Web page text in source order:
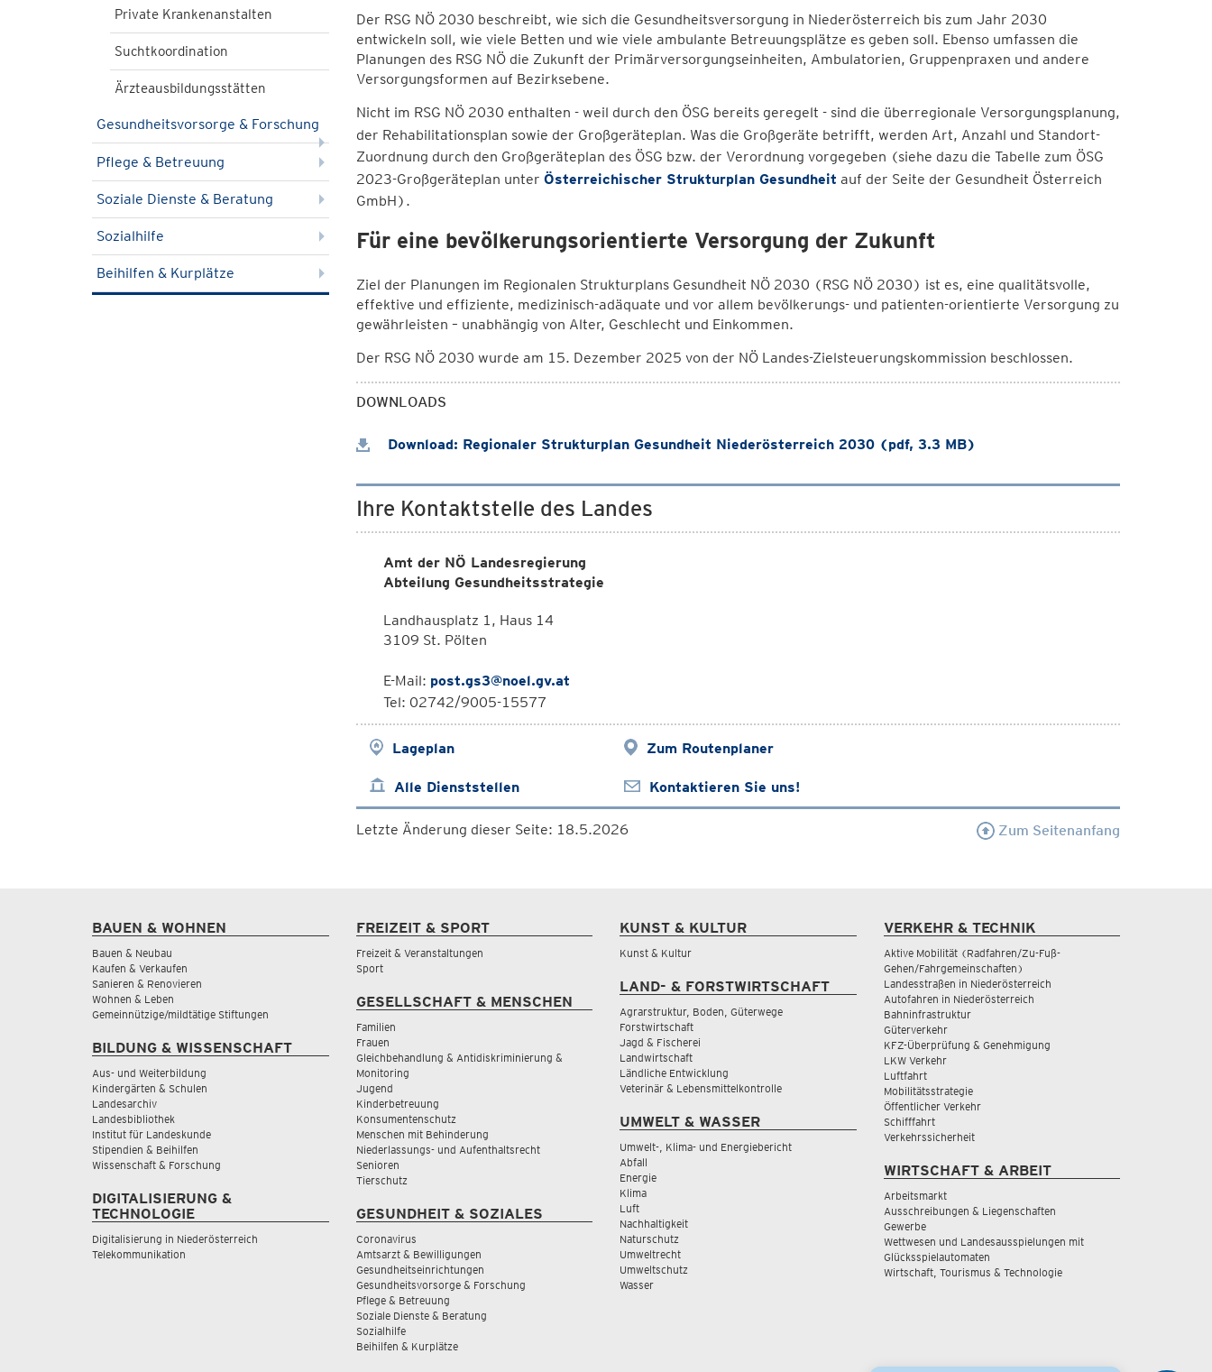
Private Krankenanstalten
Suchtkoordination
Ärzteausbildungsstätten
Gesundheitsvorsorge & Forschung
Pflege & Betreuung
Soziale Dienste & Beratung
Sozialhilfe
Beihilfen & Kurplätze
Der RSG NÖ 2030 beschreibt, wie sich die Gesundheitsversorgung in Niederösterreich bis zum Jahr 2030
entwickeln soll, wie viele Betten und wie viele ambulante Betreuungsplätze es geben soll. Ebenso umfassen die
Planungen des RSG NÖ die Zukunft der Primärversorgungseinheiten, Ambulatorien, Gruppenpraxen und andere
Versorgungsformen auf Bezirksebene.
Nicht im RSG NÖ 2030 enthalten - weil durch den ÖSG bereits geregelt - sind die überregionale Versorgungsplanung,
der Rehabilitationsplan sowie der Großgeräteplan. Was die Großgeräte betrifft, werden Art, Anzahl und Standort-
Zuordnung durch den Großgeräteplan des ÖSG bzw. der Verordnung vorgegeben (siehe dazu die Tabelle zum ÖSG
2023-Großgeräteplan unter Österreichischer Strukturplan Gesundheit auf der Seite der Gesundheit Österreich
GmbH).
Für eine bevölkerungsorientierte Versorgung der Zukunft
Ziel der Planungen im Regionalen Strukturplans Gesundheit NÖ 2030 (RSG NÖ 2030) ist es, eine qualitätsvolle,
effektive und effiziente, medizinisch-adäquate und vor allem bevölkerungs- und patienten-orientierte Versorgung zu
gewährleisten – unabhängig von Alter, Geschlecht und Einkommen.
Der RSG NÖ 2030 wurde am 15. Dezember 2025 von der NÖ Landes-Zielsteuerungskommission beschlossen.
DOWNLOADS
Download: Regionaler Strukturplan Gesundheit Niederösterreich 2030 (pdf, 3.3 MB)
Ihre Kontaktstelle des Landes
Amt der NÖ Landesregierung
Abteilung Gesundheitsstrategie
Landhausplatz 1, Haus 14
3109 St. Pölten
E-Mail: post.gs3@noel.gv.at
Tel: 02742/9005-15577
Lageplan Zum Routenplaner
Alle Dienststellen Kontaktieren Sie uns!
Letzte Änderung dieser Seite: 18.5.2026 Zum Seitenanfang
BAUEN & WOHNEN
Bauen & Neubau
Kaufen & Verkaufen
Sanieren & Renovieren
Wohnen & Leben
Gemeinnützige/mildtätige Stiftungen
BILDUNG & WISSENSCHAFT
Aus- und Weiterbildung
Kindergärten & Schulen
Landesarchiv
Landesbibliothek
Institut für Landeskunde
Stipendien & Beihilfen
Wissenschaft & Forschung
DIGITALISIERUNG &
TECHNOLOGIE
Digitalisierung in Niederösterreich
Telekommunikation
FREIZEIT & SPORT
Freizeit & Veranstaltungen
Sport
GESELLSCHAFT & MENSCHEN
Familien
Frauen
Gleichbehandlung & Antidiskriminierung &
Monitoring
Jugend
Kinderbetreuung
Konsumentenschutz
Menschen mit Behinderung
Niederlassungs- und Aufenthaltsrecht
Senioren
Tierschutz
GESUNDHEIT & SOZIALES
Coronavirus
Amtsarzt & Bewilligungen
Gesundheitseinrichtungen
Gesundheitsvorsorge & Forschung
Pflege & Betreuung
Soziale Dienste & Beratung
Sozialhilfe
Beihilfen & Kurplätze
KUNST & KULTUR
Kunst & Kultur
LAND- & FORSTWIRTSCHAFT
Agrarstruktur, Boden, Güterwege
Forstwirtschaft
Jagd & Fischerei
Landwirtschaft
Ländliche Entwicklung
Veterinär & Lebensmittelkontrolle
UMWELT & WASSER
Umwelt-, Klima- und Energiebericht
Abfall
Energie
Klima
Luft
Nachhaltigkeit
Naturschutz
Umweltrecht
Umweltschutz
Wasser
VERKEHR & TECHNIK
Aktive Mobilität (Radfahren/Zu-Fuß-
Gehen/Fahrgemeinschaften)
Landesstraßen in Niederösterreich
Autofahren in Niederösterreich
Bahninfrastruktur
Güterverkehr
KFZ-Überprüfung & Genehmigung
LKW Verkehr
Luftfahrt
Mobilitätsstrategie
Öffentlicher Verkehr
Schifffahrt
Verkehrssicherheit
WIRTSCHAFT & ARBEIT
Arbeitsmarkt
Ausschreibungen & Liegenschaften
Gewerbe
Wettwesen und Landesausspielungen mit
Glücksspielautomaten
Wirtschaft, Tourismus & Technologie